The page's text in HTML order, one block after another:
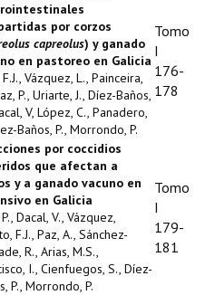
por corzos
capreolus) y ganado
en pastoreo en Galicia
Vázquez, L., Painceira,
P., Uriarte, J., Díez-Baños,
V, López, C., Panadero,
Baños, P., Morrondo, P.
Tomo
I
176-
178
por coccidios
que afectan a
y a ganado vacuno en
en Galicia
Dacal, V., Vázquez,
F.J., Paz, A., Sánchez-
R., Arias, M.S.,
I., Cienfuegos, S., Díez-
P., Morrondo, P.
Tomo
I
179-
181